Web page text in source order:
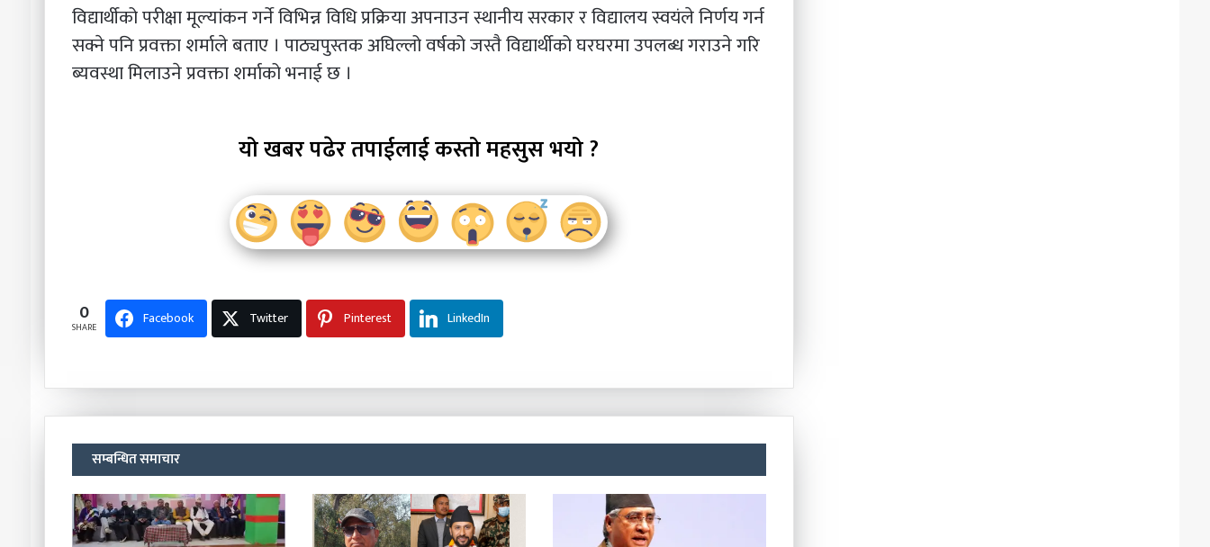
विद्यार्थीको परीक्षा मूल्यांकन गर्ने विभिन्न विधि प्रक्रिया अपनाउन स्थानीय सरकार र विद्यालय स्वयंले निर्णय गर्न
सक्ने पनि प्रवक्ता शर्माले बताए । पाठ्यपुस्तक अघिल्लो वर्षको जस्तै विद्यार्थीको घरघरमा उपलब्ध गराउने गरि
ब्यवस्था मिलाउने प्रवक्ता शर्माको भनाई छ ।
यो खबर पढेर तपाईलाई कस्तो महसुस भयो ?
0
SHARE Facebook Twitter Pinterest LinkedIn
सम्बन्धित समाचार